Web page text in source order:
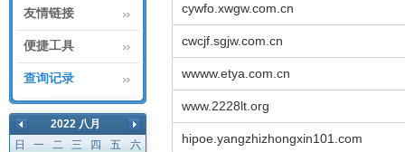
友情链接
便捷工具
查询记录
2022 八月
日
一 二 三 四 五
六
cywfo.xwgw.com.cn
cwcjf.sgjw.com.cn
wwww.etya.com.cn
www.2228lt.org
hipoe.yangzhizhongxin101.com